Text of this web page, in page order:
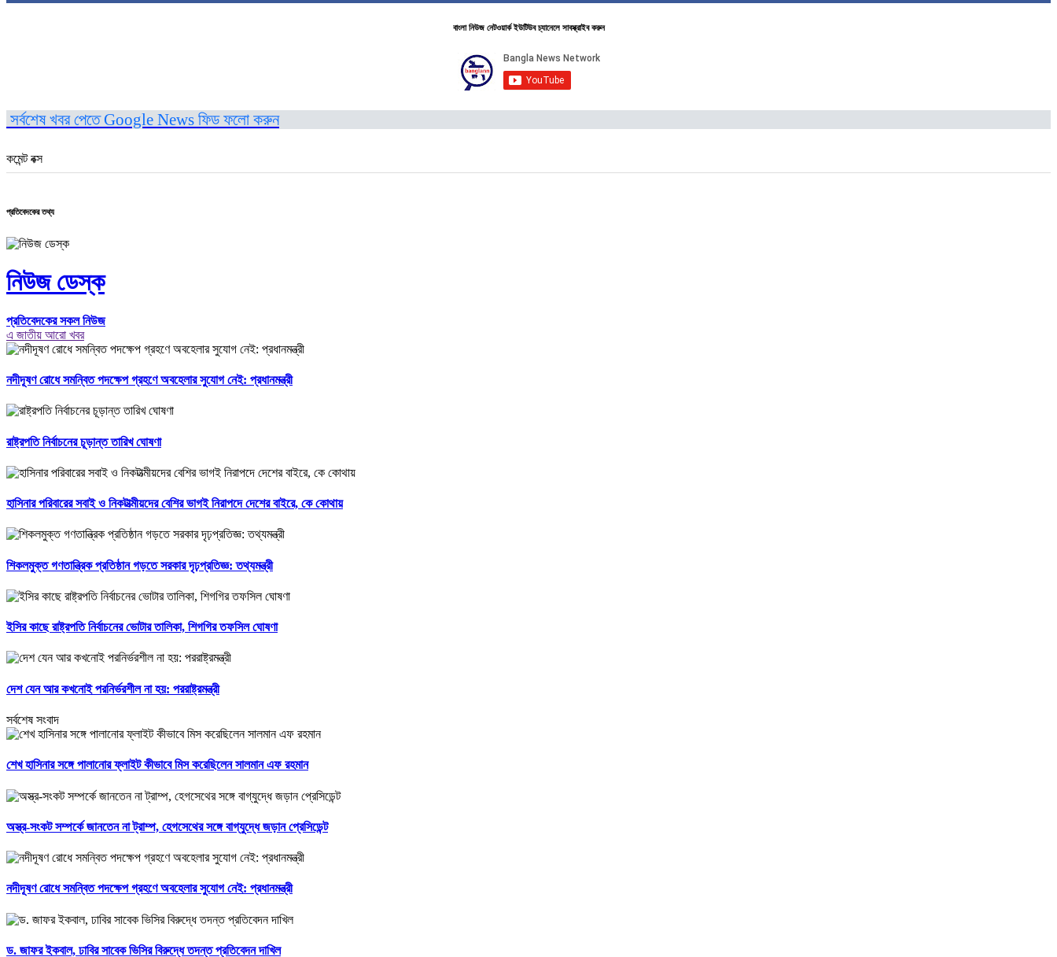
বাংলা নিউজ নেটওয়ার্ক ইউটিউব চ্যানেলে সাবস্ক্রাইব করুন
সর্বশেষ খবর পেতে Google News ফিড ফলো করুন
কমেন্ট বক্স
প্রতিবেদকের তথ্য
নিউজ ডেস্ক
প্রতিবেদকের সকল নিউজ
এ জাতীয় আরো খবর
নদীদূষণ রোধে সমন্বিত পদক্ষেপ গ্রহণে অবহেলার সুযোগ নেই: প্রধানমন্ত্রী
রাষ্ট্রপতি নির্বাচনের চূড়ান্ত তারিখ ঘোষণা
হাসিনার পরিবারের সবাই ও নিকটাত্মীয়দের বেশির ভাগই নিরাপদে দেশের বাইরে, কে কোথায়
শিকলমুক্ত গণতান্ত্রিক প্রতিষ্ঠান গড়তে সরকার দৃঢ়প্রতিজ্ঞ: তথ্যমন্ত্রী
ইসির কাছে রাষ্ট্রপতি নির্বাচনের ভোটার তালিকা, শিগগির তফসিল ঘোষণা
দেশ যেন আর কখনোই পরনির্ভরশীল না হয়: পররাষ্ট্রমন্ত্রী
সর্বশেষ সংবাদ
শেখ হাসিনার সঙ্গে পালানোর ফ্লাইট কীভাবে মিস করেছিলেন সালমান এফ রহমান
অস্ত্র-সংকট সম্পর্কে জানতেন না ট্রাম্প, হেগসেথের সঙ্গে বাগ্‌যুদ্ধে জড়ান প্রেসিডেন্ট
নদীদূষণ রোধে সমন্বিত পদক্ষেপ গ্রহণে অবহেলার সুযোগ নেই: প্রধানমন্ত্রী
ড. জাফর ইকবাল, ঢাবির সাবেক ভিসির বিরুদ্ধে তদন্ত প্রতিবেদন দাখিল